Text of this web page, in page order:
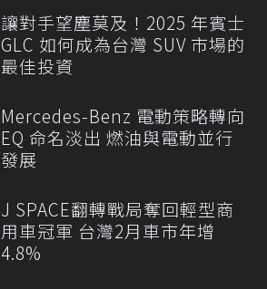
讓對手望塵莫及！2025 年賓士
GLC 如何成為台灣 SUV 市場的
最佳投資
Mercedes-Benz 電動策略轉向
EQ 命名淡出 燃油與電動並行
發展
J SPACE翻轉戰局奪回輕型商
用車冠軍 台灣2月車市年增
4.8%